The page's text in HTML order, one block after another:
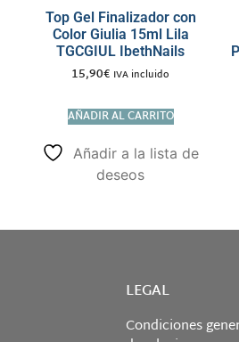
Top Gel Finalizador con
Color Giulia 15ml Lila
TGCGIUL IbethNails
15,90€ IVA incluido
AÑADIR AL CARRITO
Añadir a la lista de
deseos
LEGAL
Condiciones